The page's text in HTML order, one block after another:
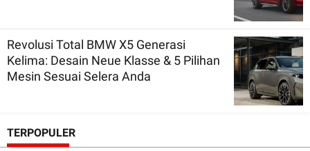
Revolusi Total BMW X5 Generasi
Kelima: Desain Neue Klasse & 5 Pilihan
Mesin Sesuai Selera Anda
TERPOPULER